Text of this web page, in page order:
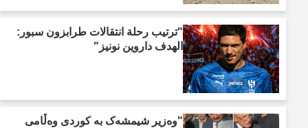
"ترتيب رحلة انتقالات طرابزون سبور:
الهدف داروين نونيز"
"وەزیر شیمشەک بە کوردی وەڵامی